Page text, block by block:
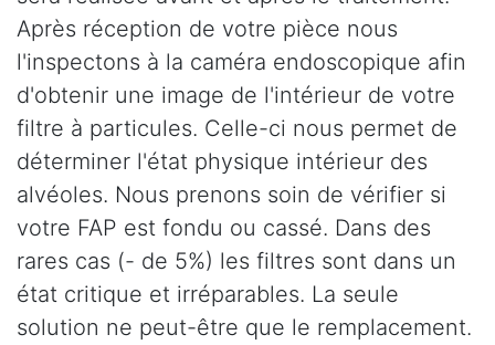
Après réception de votre pièce nous
l'inspectons à la caméra endoscopique afin
d'obtenir une image de l'intérieur de votre
filtre à particules. Celle-ci nous permet de
déterminer l'état physique intérieur des
alvéoles. Nous prenons soin de vérifier si
votre FAP est fondu ou cassé. Dans des
rares cas (- de 5%) les filtres sont dans un
état critique et irréparables. La seule
solution ne peut-être que le remplacement.